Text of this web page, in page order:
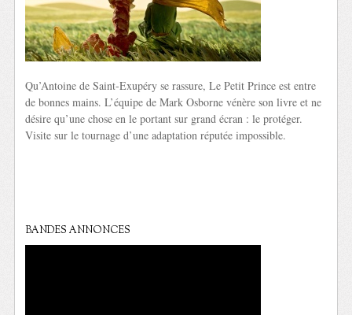
Qu’Antoine de Saint-Exupéry se rassure, Le Petit Prince est entre
de bonnes mains. L’équipe de Mark Osborne vénère son livre et ne
désire qu’une chose en le portant sur grand écran : le protéger.
Visite sur le tournage d’une adaptation réputée impossible.
BANDES ANNONCES